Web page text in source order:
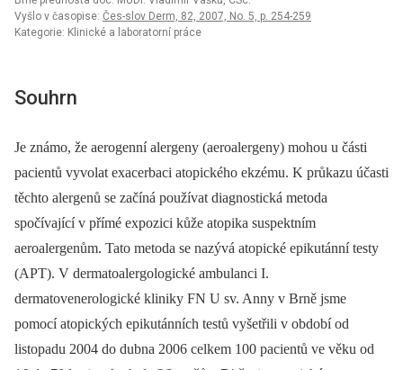
Vyšlo v časopise: Čes-slov Derm, 82, 2007, No. 5, p. 254-259
Kategorie: Klinické a laboratorní práce
Souhrn
Je známo, že aerogenní alergeny (aeroalergeny) mohou u části
pacientů vyvolat exacerbaci atopického ekzému. K průkazu účasti
těchto alergenů se začíná používat diagnostická metoda
spočívající v přímé expozici kůže atopika suspektním
aeroalergenům. Tato metoda se nazývá atopické epikutánní testy
(APT). V dermatoalergologické ambulanci I.
dermatovenerologické kliniky FN U sv. Anny v Brně jsme
pomocí atopických epikutánních testů vyšetřili v období od
listopadu 2004 do dubna 2006 celkem 100 pacientů ve věku od